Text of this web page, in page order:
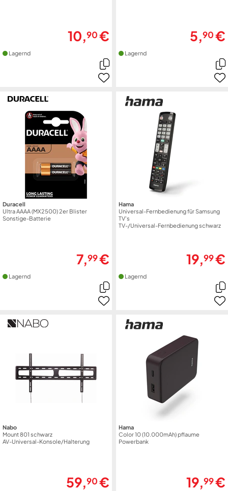
10,90€
Lagernd
5,90€
Lagernd
Duracell
Ultra AAAA (MX2500) 2er Blister
Sonstige-Batterie
7,99€
Lagernd
Hama
Universal-Fernbedienung für Samsung
TV's
TV-/Universal-Fernbedienung schwarz
19,99€
Lagernd
Nabo
Mount 801 schwarz
AV-Universal-Konsole/Halterung
59,90€
Hama
Color 10 (10.000mAh) pflaume
Powerbank
19,99€